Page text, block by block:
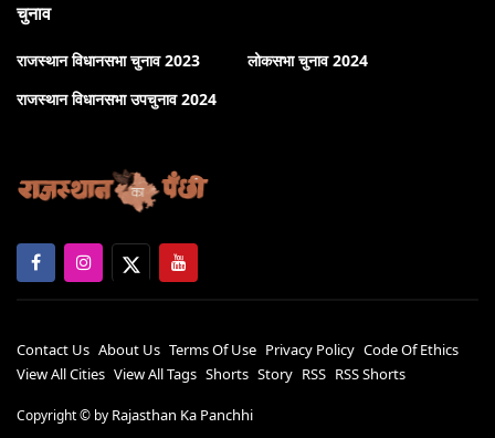
चुनाव
राजस्थान विधानसभा चुनाव 2023
लोकसभा चुनाव 2024
राजस्थान विधानसभा उपचुनाव 2024
Contact Us About Us Terms Of Use Privacy Policy Code Of Ethics
View All Cities View All Tags Shorts Story RSS RSS Shorts
Copyright © by Rajasthan Ka Panchhi